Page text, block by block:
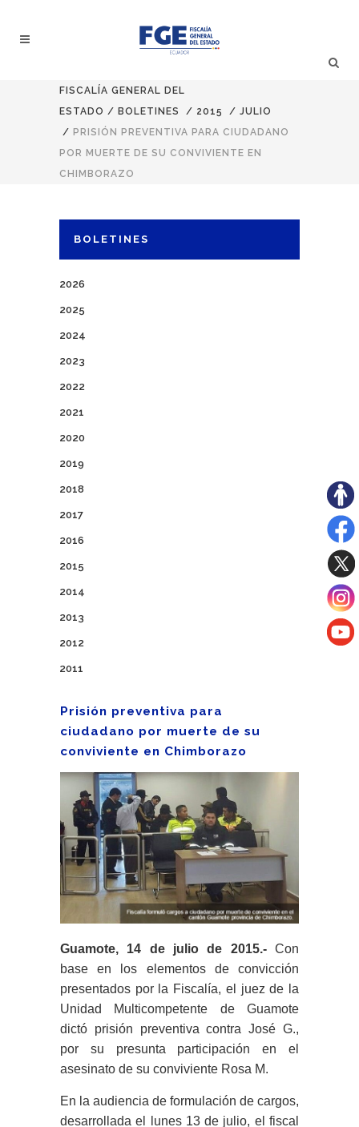
FISCALÍA GENERAL DEL
ESTADO / BOLETINES / 2015 / JULIO
/ PRISIÓN PREVENTIVA PARA CIUDADANO
POR MUERTE DE SU CONVIVIENTE EN
CHIMBORAZO
BOLETINES
2026
2025
2024
2023
2022
2021
2020
2019
2018
2017
2016
2015
2014
2013
2012
2011
Prisión preventiva para
ciudadano por muerte de su
conviviente en Chimborazo
Guamote, 14 de julio de 2015.-Con
base en los elementos de convicción
presentados por la Fiscalía, el juez de la
Unidad Multicompetente de Guamote
dictó prisión preventiva contra José G.,
por su presunta participación en el
asesinato de su conviviente Rosa M.
En la audiencia de formulación de cargos,
desarrollada el lunes 13 de julio, el fiscal